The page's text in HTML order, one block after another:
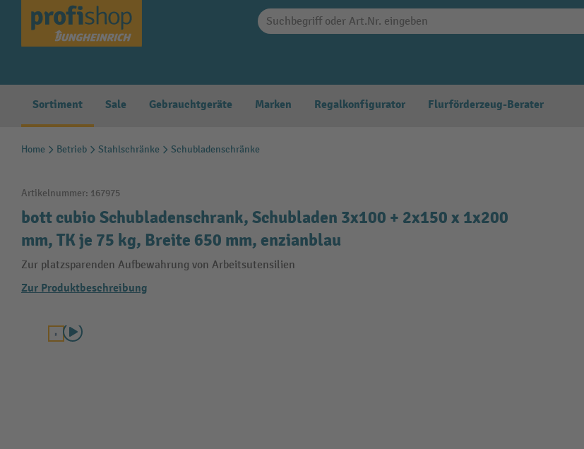
Zur Hauptnavigation springen
Sortiment Sale Gebrauchtgeräte Marken Regalkonfigurator Flurförderzeug-Berater
Home Betrieb Stahlschränke Schubladenschränke
Artikelnummer: 167975
bott cubio Schubladenschrank, Schubladen 3x100 + 2x150 x 1x200
mm, TK je 75 kg, Breite 650 mm, enzianblau
Zur platzsparenden Aufbewahrung von Arbeitsutensilien
Zur Produktbeschreibung